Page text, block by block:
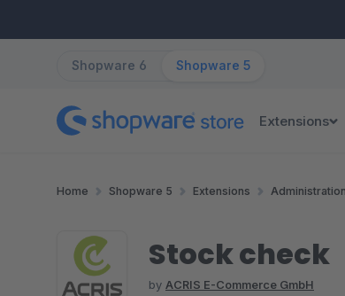
Shopware 6 Shopware 5
Extensions
Home Shopware 5 Extensions Administration
Stock check
by ACRIS E-Commerce GmbH